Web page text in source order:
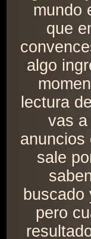
mundo
que
algo
lectura
vas a
anuncios
sale
pero